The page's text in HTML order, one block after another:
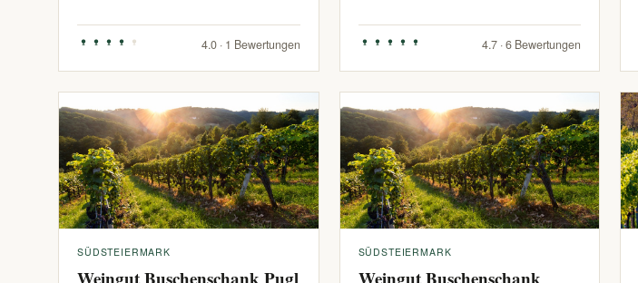
4.0 · 1 Bewertungen 4.7 · 6 Bewertungen
SÜDSTEIERMARK
Weingut Buschenschank Pugl
SÜDSTEIERMARK
Weingut Buschenschank